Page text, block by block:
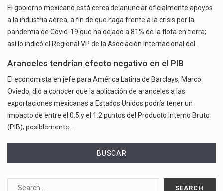
El gobierno mexicano está cerca de anunciar oficialmente apoyos
a la industria aérea, a fin de que haga frente a la crisis por la
pandemia de Covid-19 que ha dejado a 81% de la flota en tierra;
así lo indicó el Regional VP de la Asociación Internacional del…
Aranceles tendrían efecto negativo en el PIB
El economista en jefe para América Latina de Barclays, Marco
Oviedo, dio a conocer que la aplicación de aranceles a las
exportaciones mexicanas a Estados Unidos podría tener un
impacto de entre el 0.5 y el 1.2 puntos del Producto Interno Bruto
(PIB), posiblemente…
BUSCAR